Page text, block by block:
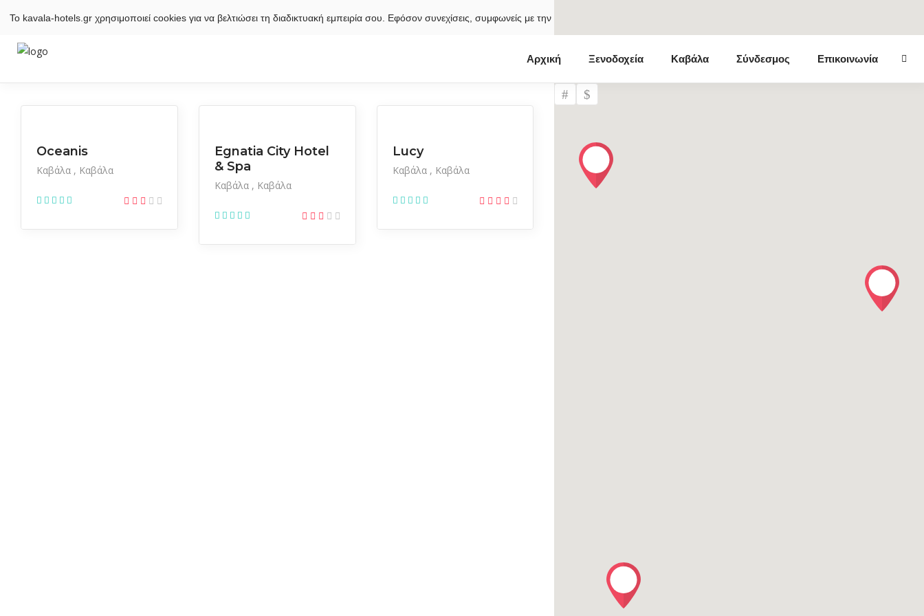
Το kavala-hotels.gr χρησιμοποιεί cookies για να βελτιώσει τη διαδικτυακή εμπειρία σου. Εφόσον συνεχίσεις, συμφωνείς με την χρήση των cookies από εμάς.
Αρχική Ξενοδοχεία Καβάλα Σύνδεσμος Επικοινωνία
Oceanis
Καβάλα Καβάλα
Egnatia City Hotel
& Spa
Καβάλα Καβάλα
Lucy
Καβάλα Καβάλα